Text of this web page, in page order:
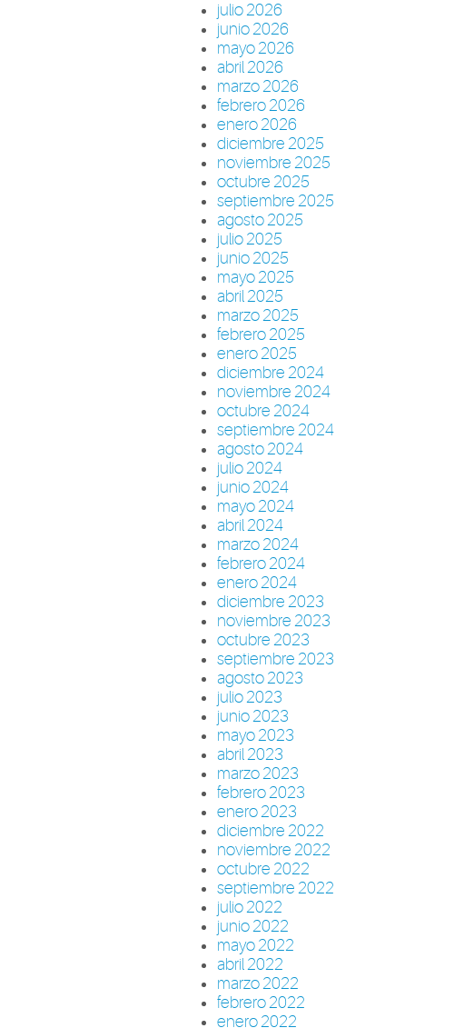
julio 2026
junio 2026
mayo 2026
abril 2026
marzo 2026
febrero 2026
enero 2026
diciembre 2025
noviembre 2025
octubre 2025
septiembre 2025
agosto 2025
julio 2025
junio 2025
mayo 2025
abril 2025
marzo 2025
febrero 2025
enero 2025
diciembre 2024
noviembre 2024
octubre 2024
septiembre 2024
agosto 2024
julio 2024
junio 2024
mayo 2024
abril 2024
marzo 2024
febrero 2024
enero 2024
diciembre 2023
noviembre 2023
octubre 2023
septiembre 2023
agosto 2023
julio 2023
junio 2023
mayo 2023
abril 2023
marzo 2023
febrero 2023
enero 2023
diciembre 2022
noviembre 2022
octubre 2022
septiembre 2022
julio 2022
junio 2022
mayo 2022
abril 2022
marzo 2022
febrero 2022
enero 2022